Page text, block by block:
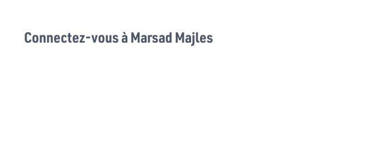
Connectez-vous à Marsad Majles